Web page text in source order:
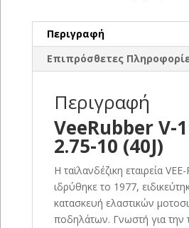
Περιγραφή
Επιπρόσθετες
Περιγραφή
VeeRubber V-
2.75-10 (40J)
Η ταϊλανδέζικη εταιρεία
ιδρύθηκε το 1977,
κατασκευή ελαστικών
ποδηλάτων. Γνωστή για την